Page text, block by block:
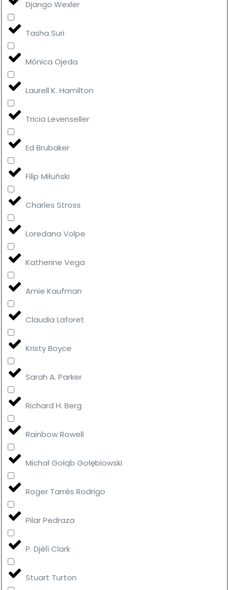
Django Wexler
Tasha Suri
Mónica Ojeda
Laurell K. Hamilton
Tricia Levenseller
Ed Brubaker
Filip Miłuński
Charles Stross
Loredana Volpe
Katherine Vega
Amie Kaufman
Claudia Laforet
Kristy Boyce
Sarah A. Parker
Richard H. Berg
Rainbow Rowell
Michał Gołąb Gołębiowski
Roger Tarrés Rodrigo
Pilar Pedraza
P. Djèlí Clark
Stuart Turton